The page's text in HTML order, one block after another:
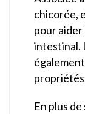
chicorée,
pour
intestinal.
En plus